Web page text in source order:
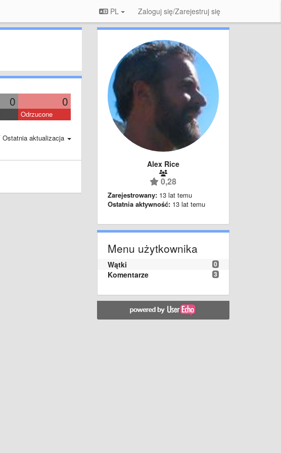
PL Zaloguj się/Zarejestruj się
0 0
Odrzucone
Ostatnia aktualizacja
Alex Rice
0,28
Zarejestrowany: 13 lat temu
Ostatnia aktywność: 13 lat temu
Menu użytkownika
0
Wątki
3
Komentarze